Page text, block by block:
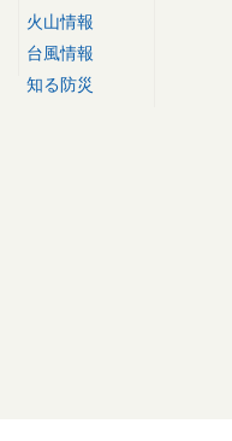
火山情報
台風情報
知る防災